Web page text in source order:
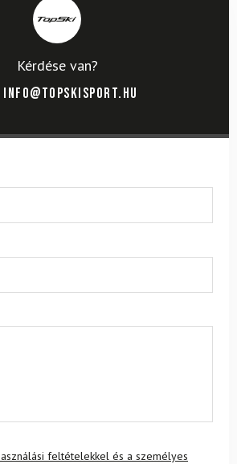
Kérdése van?
info@topskisport.hu
feltételekkel és a személyes